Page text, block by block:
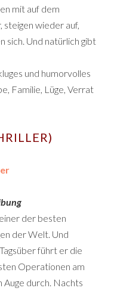
mit auf dem
steigen wieder auf,
sich. Und natürlich gibt
und humorvolles
Familie, Lüge, Verrat
der besten
der Welt. Und
führt er die
Operationen am
Auge durch. Nachts